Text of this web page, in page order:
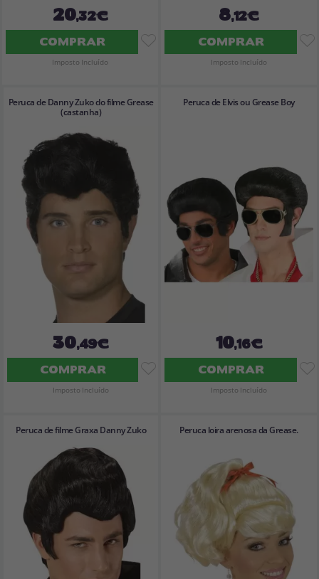
20,32€
COMPRAR
Imposto Incluído
8,12€
COMPRAR
Imposto Incluído
Peruca de Danny Zuko do filme Grease
(castanha)
30,49€
COMPRAR
Imposto Incluído
Peruca de Elvis ou Grease Boy
10,16€
COMPRAR
Imposto Incluído
Peruca de filme Graxa Danny Zuko Peruca loira arenosa da Grease.